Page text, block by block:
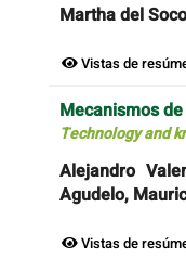
Martha del
Vistas de
Mecanismos
Technology and
Alejandro
Agudelo,
Vistas de